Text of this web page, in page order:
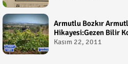
Armutlu Bozkır
Hikayesi:Gezen Bilir
Kasım 22, 2011